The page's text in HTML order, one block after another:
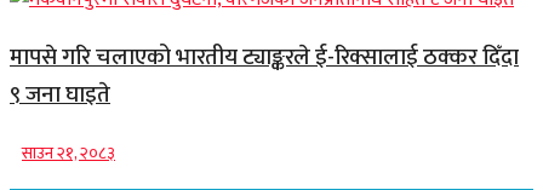
मापसे गरि चलाएको भारतीय ट्याङ्करले ई-रिक्सालाई ठक्कर दिँदा
९ जना घाइते
साउन २१, २०८३